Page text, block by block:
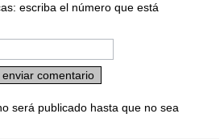
escriba el número que está
será publicado hasta que no sea